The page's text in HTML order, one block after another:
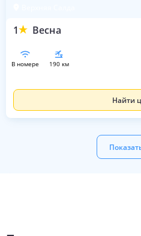
1 Весна
в номере 190 км
Найти